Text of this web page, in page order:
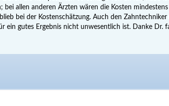
allen anderen Ärzten wären die Kosten
bei der Kostenschätzung. Auch den
ein gutes Ergebnis nicht unwesentlich ist. Danke Dr.